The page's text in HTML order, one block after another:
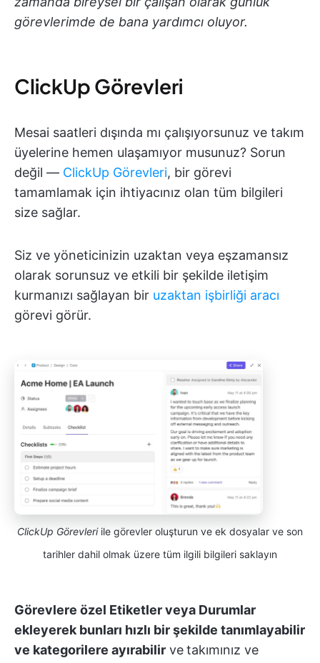
görevlerimde de bana yardımcı oluyor.
ClickUp Görevleri
Mesai saatleri dışında mı çalışıyorsunuz ve takım
üyelerine hemen ulaşamıyor musunuz? Sorun
değil — ClickUp Görevleri, bir görevi
tamamlamak için ihtiyacınız olan tüm bilgileri
size sağlar.
Siz ve yöneticinizin uzaktan veya eşzamansız
olarak sorunsuz ve etkili bir şekilde iletişim
kurmanızı sağlayan bir uzaktan işbirliği aracı
görevi görür.
ClickUp Görevleriile görevler oluşturun ve ek dosyalar ve son
tarihler dahil olmak üzere tüm ilgili bilgileri saklayın
Görevlere özel Etiketler veya Durumlar
ekleyerek bunları hızlı bir şekilde tanımlayabilir
ve kategorilere ayırabilir vetakımınız ve